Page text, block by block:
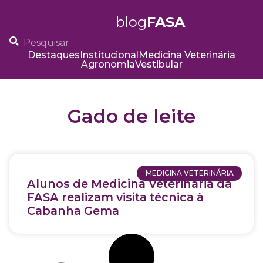
blogFASA
DestaquesInstitucionalMedicina Veterinária
AgronomiaVestibular
Gado de leite
MEDICINA VETERINÁRIA
Alunos de Medicina Veterinária da
FASA realizam visita técnica à
Cabanha Gema